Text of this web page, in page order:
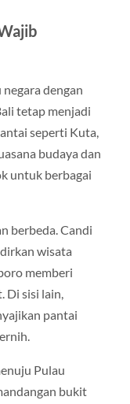
dengan
tetap menjadi
seperti Kuta,
budaya dan
untuk berbagai
berbeda. Candi
wisata
memberi
Di sisi lain,
pantai
Pulau
bukit